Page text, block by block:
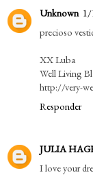
Unknown
precioso
XX Luba
Well Living
http://very-
Responder
JULIA
I love your